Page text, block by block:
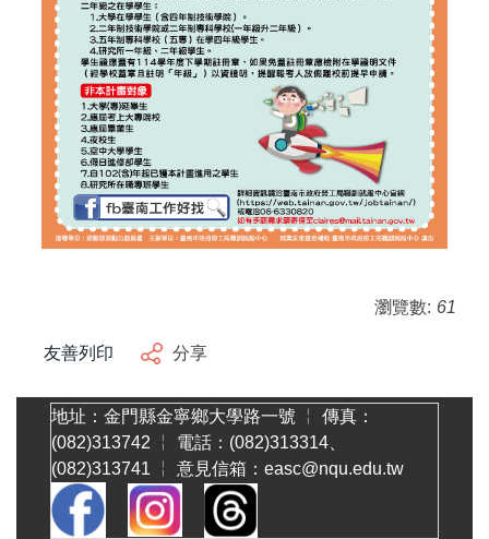
瀏覽數: 61
友善列印 分享
地址：金門縣金寧鄉大學路一號 ╎ 傳真：
(082)313742 ╎ 電話：(082)313314、
(082)313741 ╎ 意見信箱：easc@nqu.edu.tw